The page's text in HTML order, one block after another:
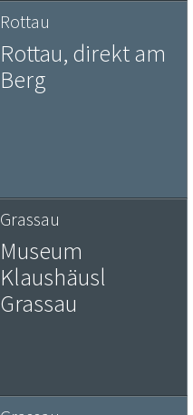
Rottau
Rottau, direkt am
Berg
Grassau
Museum
Klaushäusl
Grassau